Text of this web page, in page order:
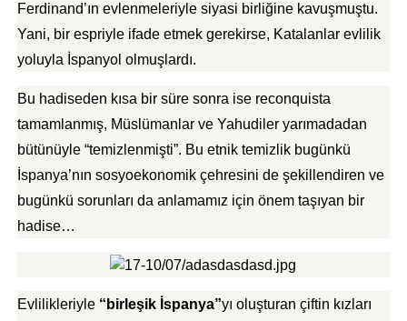
Ferdinand’ın evlenmeleriyle siyasi birliğine kavuşmuştu.
Yani, bir espriyle ifade etmek gerekirse, Katalanlar evlilik
yoluyla İspanyol olmuşlardı.
Bu hadiseden kısa bir süre sonra ise reconquista
tamamlanmış, Müslümanlar ve Yahudiler yarımadadan
bütünüyle “temizlenmişti”. Bu etnik temizlik bugünkü
İspanya’nın sosyoekonomik çehresini de şekillendiren ve
bugünkü sorunları da anlamamız için önem taşıyan bir
hadise…
Evlilikleriyle “birleşik İspanya”yı oluşturan çiftin kızları